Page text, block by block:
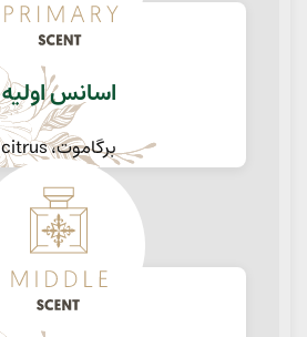
اسانس اولیه
برگاموت، citrus